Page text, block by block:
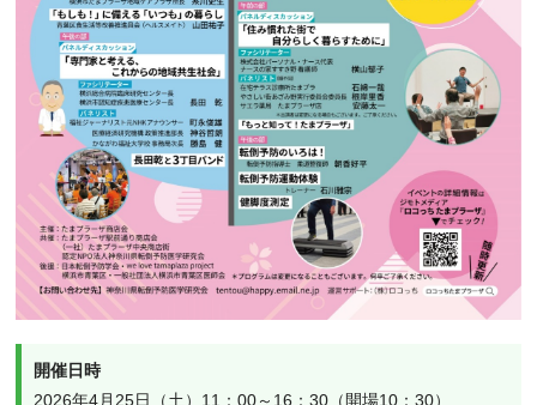
開催日時
2026年4月25日（土）11：00～16：30（開場10：30）